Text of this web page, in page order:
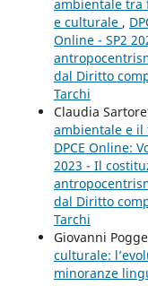
ambientale tra
e culturale ,
Online - SP2
dal Diritto
Tarchi
Claudia
ambientale e
DPCE Online:
2023 - Il
dal Diritto
Tarchi
Giovanni
culturale:
minoranze